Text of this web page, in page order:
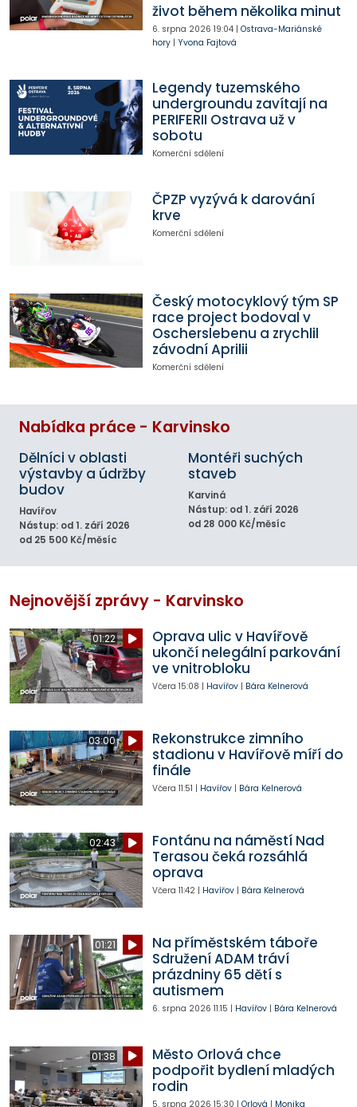
život během několika minut
6. srpna 2026 19:04| Ostrava-Mariánské
hory| Yvona Fajtová
Legendy tuzemského
undergroundu zavítají na
PERIFERII Ostrava už v
sobotu
Komerční sdělení
ČPZP vyzývá k darování
krve
Komerční sdělení
Český motocyklový tým SP
race project bodoval v
Oscherslebenu a zrychlil
závodní Aprilii
Komerční sdělení
Nabídka práce - Karvinsko
Dělníci v oblasti
výstavby a údržby
budov
Havířov
Nástup: od 1. září 2026
od 25 500 Kč/měsíc
Montéři suchých
staveb
Karviná
Nástup: od 1. září 2026
od 28 000 Kč/měsíc
Nejnovější zprávy - Karvinsko
01:22
Oprava ulic v Havířově
ukončí nelegální parkování
ve vnitrobloku
Včera 15:08 | Havířov| Bára Kelnerová
03:00
Rekonstrukce zimního
stadionu v Havířově míří do
finále
Včera 11:51 | Havířov| Bára Kelnerová
02:43
Fontánu na náměstí Nad
Terasou čeká rozsáhlá
oprava
Včera 11:42| Havířov| Bára Kelnerová
01:21
Na příměstském táboře
Sdružení ADAM tráví
prázdniny 65 dětí s
autismem
6. srpna 2026 11:15 | Havířov| Bára Kelnerová
01:38
Město Orlová chce
podpořit bydlení mladých
rodin
5. srpna 2026 15:30 | Orlová | Monika